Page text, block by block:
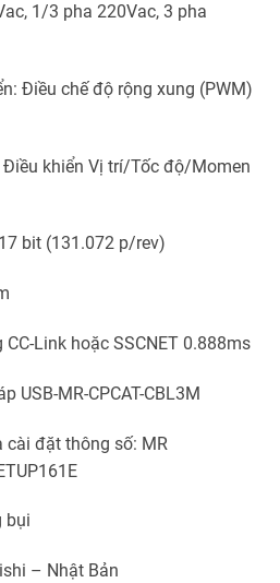
1/3 pha 220Vac, 3 pha
Điều chế độ rộng xung (PWM)
khiển Vị trí/Tốc độ/Momen
bit (131.072 p/rev)
Link hoặc SSCNET 0.888ms
USB-MR-CPCAT-CBL3M
đặt thông số: MR
bụi
– Nhật Bản